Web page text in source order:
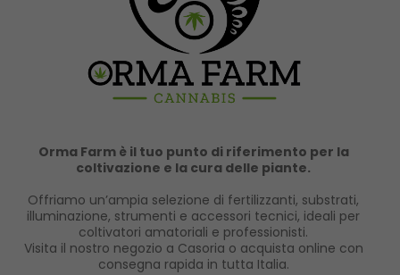
Orma Farm è il tuo punto di riferimento per la
coltivazione e la cura delle piante.
Offriamo un’ampia selezione di fertilizzanti, substrati,
illuminazione, strumenti e accessori tecnici, ideali per
coltivatori amatoriali e professionisti.
Visita il nostro negozio a Casoria o acquista online con
consegna rapida in tutta Italia.